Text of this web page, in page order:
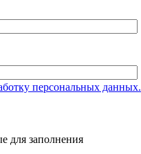
персональных данных.
для заполнения